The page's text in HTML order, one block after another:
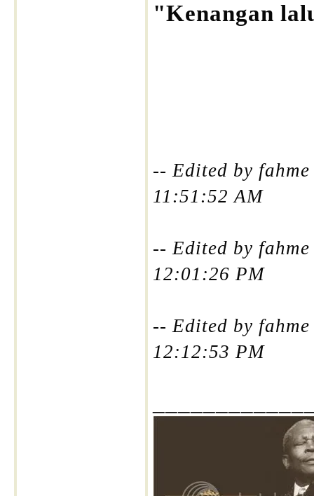
"Kenangan
-- Edited by
11:51:52 AM
-- Edited by
12:01:26 PM
-- Edited by
12:12:53 PM